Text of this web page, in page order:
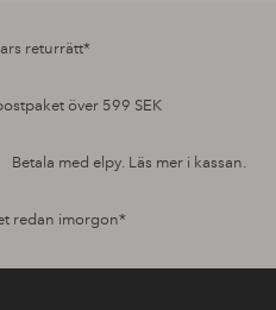
returrätt*
över 599 SEK
Betala med elpy. Läs mer i kassan.
redan imorgon*